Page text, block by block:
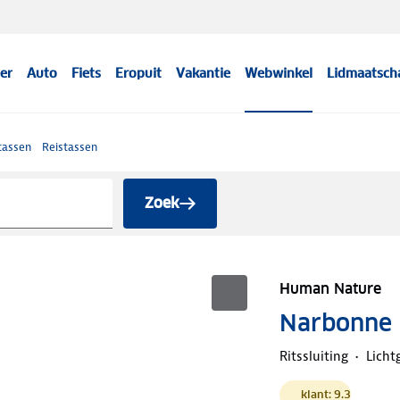
Auto Fiets Eropuit Vakantie Webwinkel
Reistassen
Zoek
Human Nature
Narbonne
Ritssluiting
klant: 9.3